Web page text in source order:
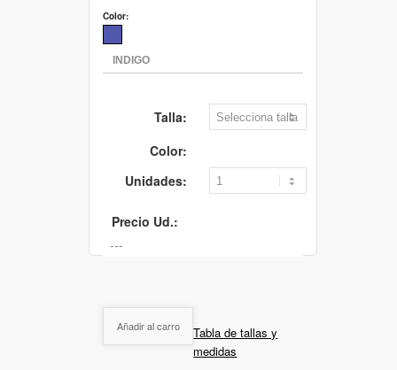
Color:
Talla:
Color:
Unidades:
Precio Ud.:
Añadir al carro
Tabla de tallas y
medidas